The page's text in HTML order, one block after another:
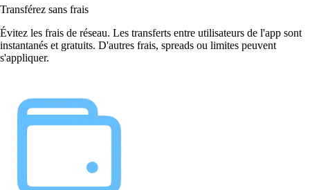
Transférez sans frais
Évitez les frais de réseau. Les transferts entre utilisateurs de l'app sont
instantanés et gratuits. D'autres frais, spreads ou limites peuvent
s'appliquer.